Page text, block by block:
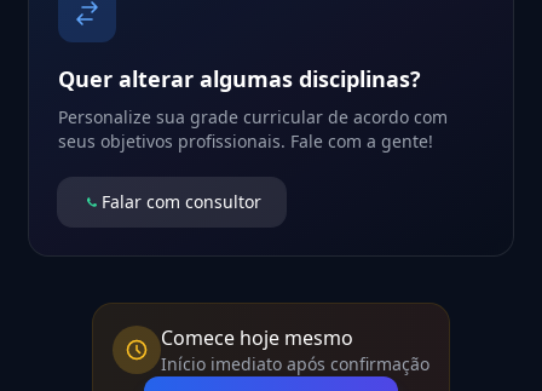
Quer alterar algumas disciplinas?
Personalize sua grade curricular de acordo com
seus objetivos profissionais. Fale com a gente!
Falar com consultor
Comece hoje mesmo
Início imediato após confirmação